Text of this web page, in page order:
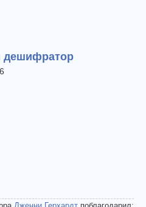
дешифратор